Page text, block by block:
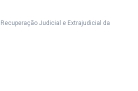
Judicial e Extrajudicial da